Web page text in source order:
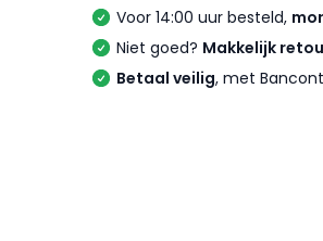
Voor 14:00 uur besteld,
Niet goed? Makkelijk
Betaal veilig, met